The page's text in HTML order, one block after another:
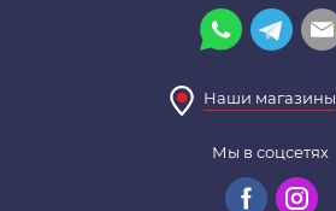
Наши магазины
Мы в соцсетях